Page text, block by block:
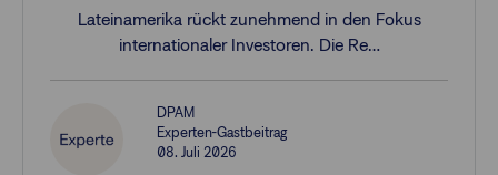
Lateinamerika rückt zunehmend in den Fokus
internationaler Investoren. Die Re…
DPAM
Experten-Gastbeitrag
08. Juli 2026